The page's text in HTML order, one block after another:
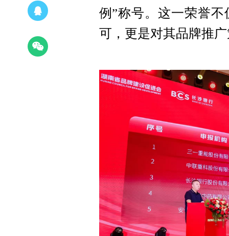
例”称号。这一荣誉
可，更是对其品牌推